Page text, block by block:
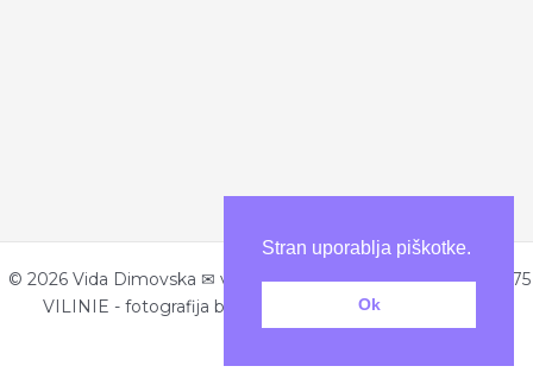
© 2026 Vida Dimovska ✉ vida@vilinie.com ☏ +386 40 807 375
VILINIE - fotografija bivalnih in komercialnih prostorov
Stran uporablja piškotke.
Ok